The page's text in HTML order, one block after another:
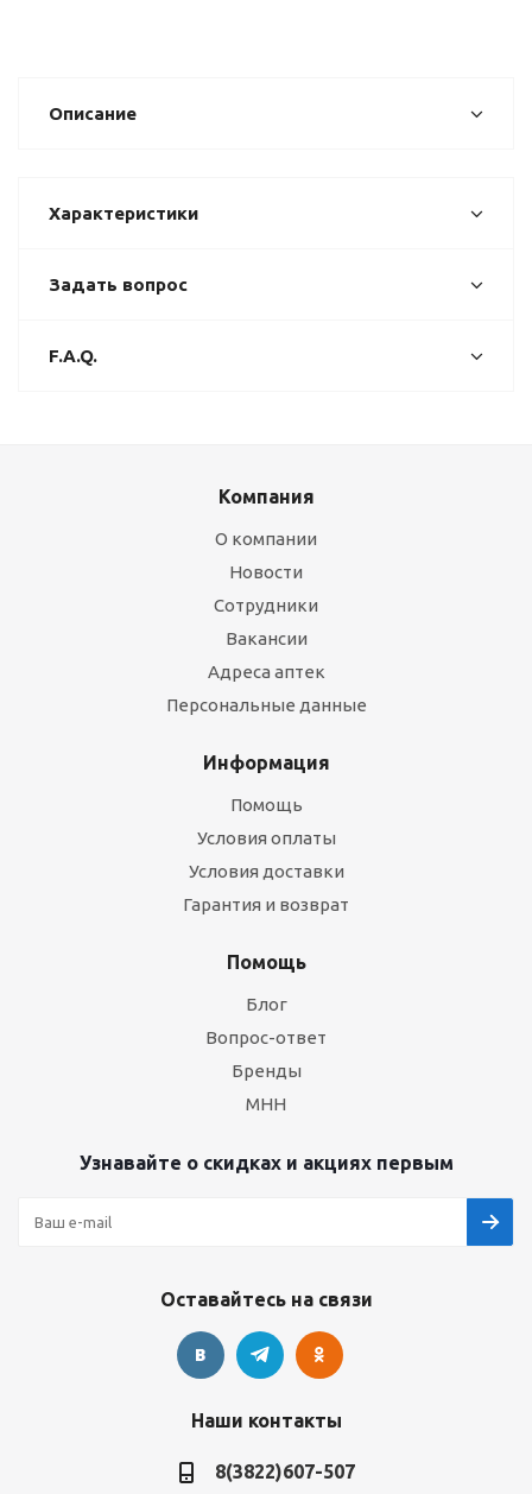
Описание
Характеристики
Задать вопрос
F.A.Q.
Компания
О компании
Новости
Сотрудники
Вакансии
Адреса аптек
Персональные данные
Информация
Помощь
Условия оплаты
Условия доставки
Гарантия и возврат
Помощь
Блог
Вопрос-ответ
Бренды
МНН
Узнавайте о скидках и акциях первым
Оставайтесь на связи
Наши контакты
8(3822)607-507